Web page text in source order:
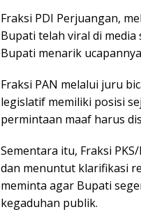
Fraksi PDI Perjuangan,
Bupati telah viral di
Bupati menarik
Fraksi PAN melalui juru
legislatif memiliki posisi
permintaan maaf harus
Sementara itu, Fraksi
dan menuntut klarifikasi
meminta agar Bupati
kegaduhan publik.